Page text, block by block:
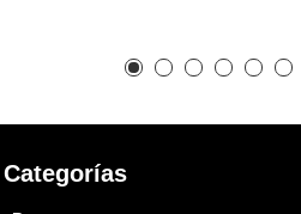
Categorías